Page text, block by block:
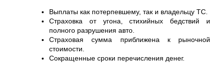
Выплаты как потерпевшему, так и владельцу ТС.
Страховка от угона, стихийных бедствий и
полного разрушения авто.
Страховая сумма приближена к рыночной
стоимости.
Сокращенные сроки перечисления денег.